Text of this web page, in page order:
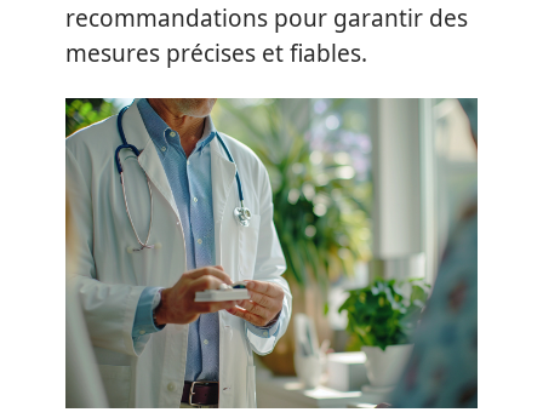
recommandations pour garantir des
mesures précises et fiables.